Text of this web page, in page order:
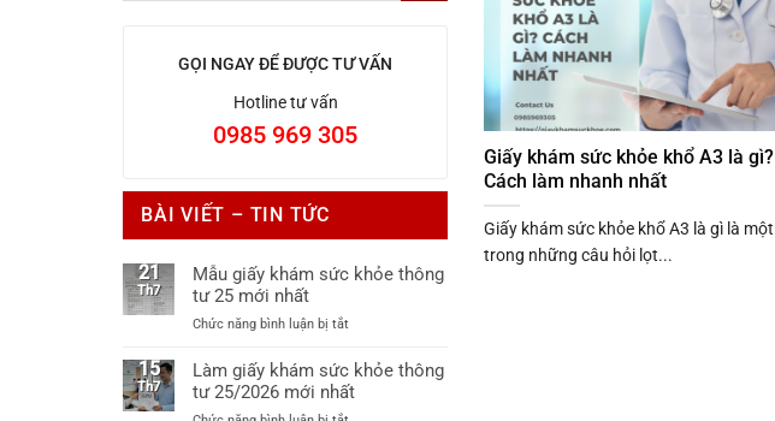
GỌI NGAY ĐỂ ĐƯỢC TƯ VẤN
Hotline tư vấn
0985 969 305
BÀI VIẾT – TIN TỨC
21
Th7
Mẫu giấy khám sức khỏe thông
tư 25 mới nhất
Chức năng bình luận bị tắtở
giấy
khám
15
Th7
Làm giấy khám sức khỏe thông
tư 25/2026 mới nhất
Giấy khám sức khỏe khổ A3 là gì?
Cách làm nhanh nhất
Giấy khám sức khỏe khổ A3 là gì là một
trong những câu hỏi lọt...